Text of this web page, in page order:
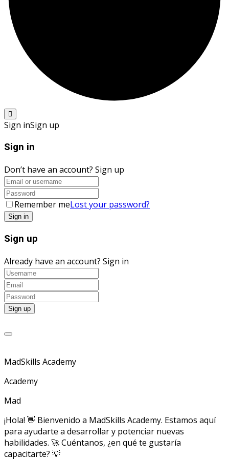
Sign inSign up
Sign in
Don’t have an account? Sign up
Remember meLost your password?
Sign up
Already have an account? Sign in
MadSkills Academy
Academy
Mad
¡Hola! 👋 Bienvenido a MadSkills Academy. Estamos aquí
para ayudarte a desarrollar y potenciar nuevas
habilidades. 🚀 Cuéntanos, ¿en qué te gustaría
capacitarte? 💡